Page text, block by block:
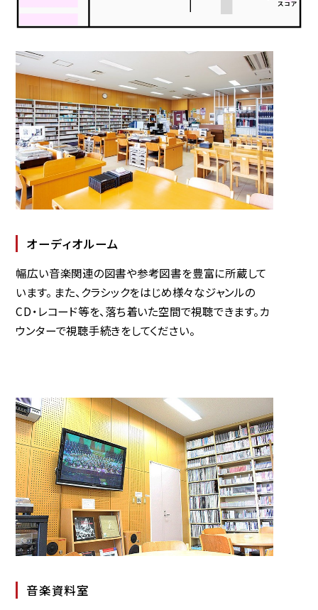
オーディオルーム
幅広い音楽関連の図書や参考図書を豊富に所蔵して
います。 また、クラシックをはじめ様々なジャンルの
CD・レコード等を、落ち着いた空間で視聴できます。カ
ウンターで視聴手続きをしてください。
音楽資料室